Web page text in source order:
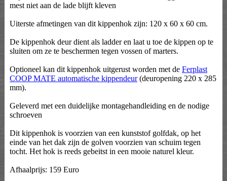
mest niet aan de lade blijft kleven
Uiterste afmetingen van dit kippenhok zijn: 120 x 60 x 60 cm.
De kippenhok deur dient als ladder en laat u toe de kippen op te
sluiten om ze te beschermen tegen vossen of marters.
Optioneel kan dit kippenhok uitgerust worden met de Ferplast
COOP MATE automatische kippendeur(deuropening 220 x 285
mm).
Geleverd met een duidelijke montagehandleiding en de nodige
schroeven
Dit kippenhok is voorzien van een kunststof golfdak, op het
einde van het dak zijn de golven voorzien van schuim tegen
tocht. Het hok is reeds gebeitst in een mooie naturel kleur.
Afhaalprijs: 159 Euro